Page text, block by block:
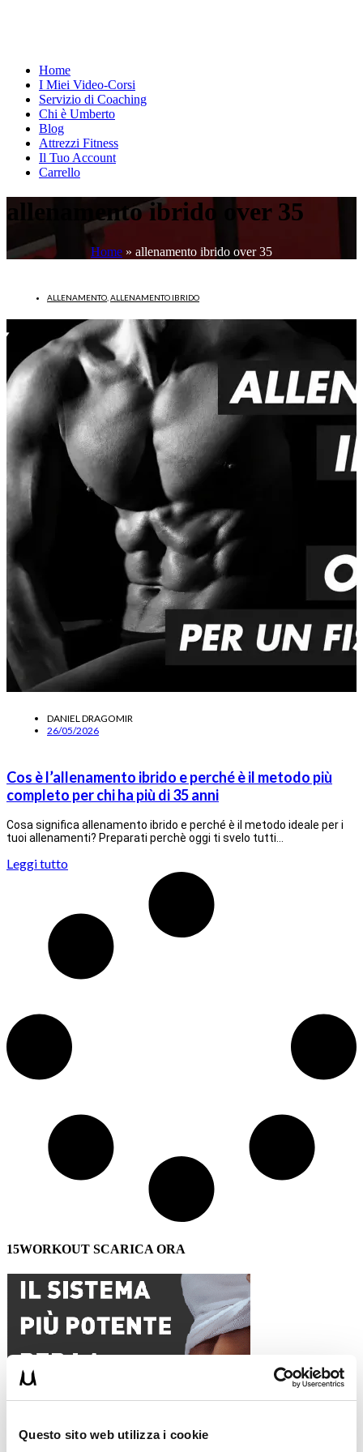
Questo sito web utilizza i cookie
Home
I Miei Video-Corsi
Servizio di Coaching
Chi è Umberto
Blog
Attrezzi Fitness
Il Tuo Account
Carrello
allenamento ibrido over 35
Home » allenamento ibrido over 35
ALLENAMENTO ALLENAMENTO IBRIDO
DANIEL DRAGOMIR
26/05/2026
Cos è l’allenamento ibrido e perché è il metodo più
completo per chi ha più di 35 anni
Cosa significa allenamento ibrido e perché è il metodo ideale per i
tuoi allenamenti? Preparati perchè oggi ti svelo tutti…
Leggi tutto
15WORKOUT SCARICA ORA